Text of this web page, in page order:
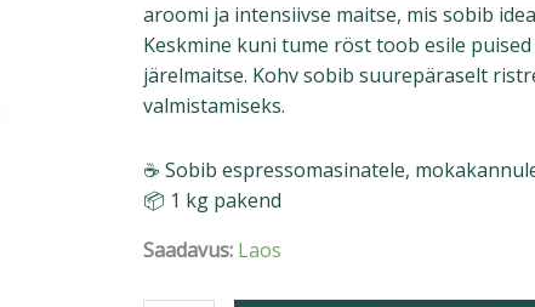
aroomi ja intensiivse maitse, mis sobib
Keskmine kuni tume röst toob esile
järelmaitse. Kohv sobib suurepäraselt
valmistamiseks.
☕ Sobib espressomasinatele,
📦 1 kg pakend
Saadavus: Laos